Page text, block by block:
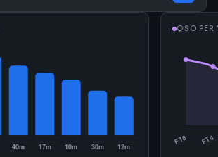
QSO PER